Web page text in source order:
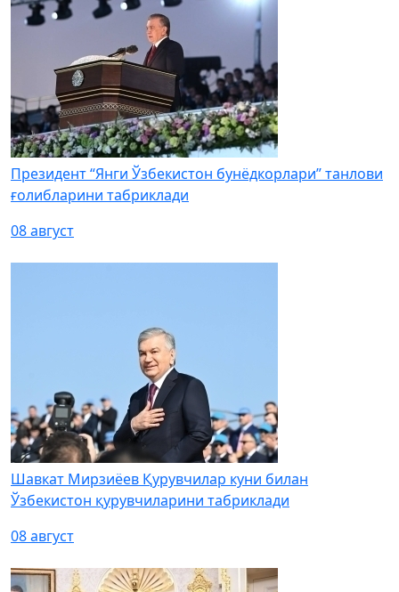
Президент “Янги Ўзбекистон бунёдкорлари” танлови
ғолибларини табриклади
08 август
Шавкат Мирзиёев Қурувчилар куни билан
Ўзбекистон қурувчиларини табриклади
08 август